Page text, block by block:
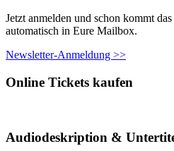
Jetzt anmelden und schon kommt
automatisch in Eure Mailbox.
Newsletter-Anmeldung >>
Online Tickets kaufen
Audiodeskription &